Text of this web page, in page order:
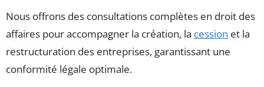
Nous offrons des consultations complètes en droit des
affaires pour accompagner la création, la cession et la
restructuration des entreprises, garantissant une
conformité légale optimale.